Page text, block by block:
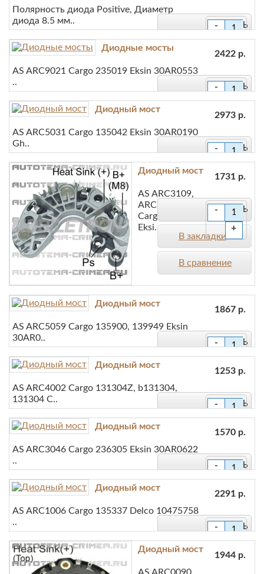
Полярность диода Positive, Диаметр
диода 8.5 мм..
-
В закладки
В сравнение
Диодные мосты
AS ARC9021 Cargo 235019 Eksin 30AR0553
..
2422 р.
-
В закладки
В сравнение
Диодный мост
AS ARC5031 Cargo 135042 Eksin 30AR0190
Gh..
2973 р.
-
В закладки
В сравнение
Диодный мост
AS ARC3109,
ARC3116
Cargo 330499
Eksi..
1731 р.
-
+
В закладки
В сравнение
Диодный мост
AS ARC5059 Cargo 135900, 139949 Eksin
30AR0..
1867 р.
-
В закладки
В сравнение
Диодный мост
AS ARC4002 Cargo 131304Z, b131304,
131304 C..
1253 р.
-
В закладки
В сравнение
Диодный мост
AS ARC3046 Cargo 236305 Eksin 30AR0622
..
1570 р.
-
В закладки
В сравнение
Диодный мост
AS ARC1006 Cargo 135337 Delco 10475758
..
2291 р.
-
В закладки
Диодный мост
1944 р.